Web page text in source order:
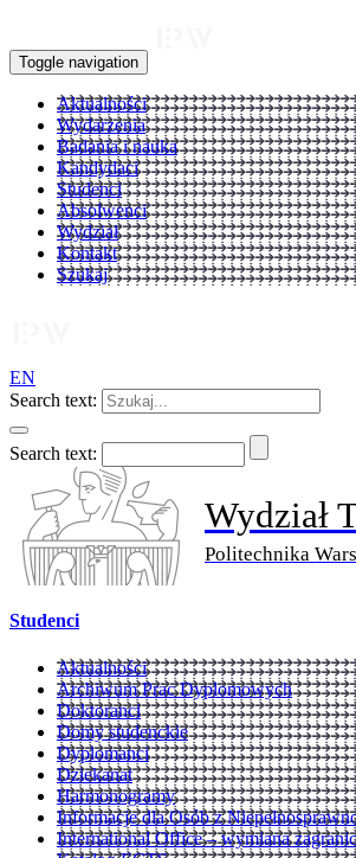
Toggle navigation
Aktualności
Wydarzenia
Badania i nauka
Kandydaci
Studenci
Absolwenci
Wydział
Kontakt
Szukaj
EN
Search text:
Search text:
Wydział
Politechnika
Studenci
Aktualności
Archiwum Prac Dyplomowych
Doktoranci
Domy studenckie
Dyplomanci
Dziekanat
Harmonogramy
Informacje dla Osób z
International Office – wymiana